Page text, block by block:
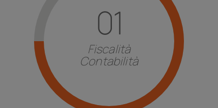
01
Fiscalità
Contabilità